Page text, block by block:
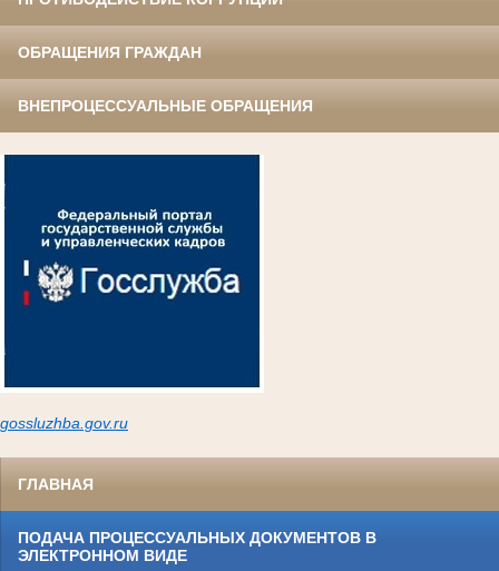
ОБРАЩЕНИЯ ГРАЖДАН
ВНЕПРОЦЕССУАЛЬНЫЕ ОБРАЩЕНИЯ
gossluzhba.gov.ru
ГЛАВНАЯ
ПОДАЧА ПРОЦЕССУАЛЬНЫХ ДОКУМЕНТОВ В
ЭЛЕКТРОННОМ ВИДЕ